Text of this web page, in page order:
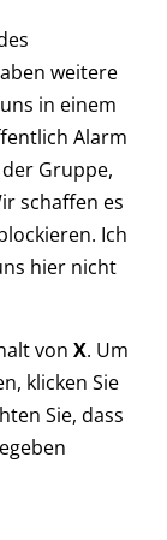
weitere
in einem
Alarm
Gruppe,
schaffen es
Ich
hier nicht
von X. Um
klicken Sie
Sie, dass